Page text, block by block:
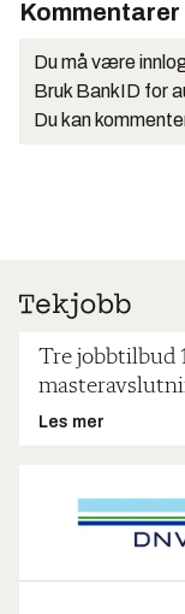
Kommentarer
Du må være
Bruk BankID for
Du kan
Tre jobbtilbud
Les mer